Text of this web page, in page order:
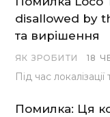
disallowed by
та вирішення
ЯК ЗРОБИТИ 18
Помилка: Ця